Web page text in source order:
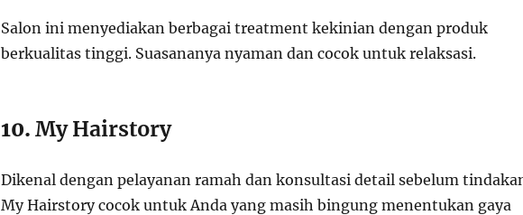
Salon ini menyediakan berbagai treatment kekinian dengan produk
berkualitas tinggi. Suasananya nyaman dan cocok untuk relaksasi.
10. My Hairstory
Dikenal dengan pelayanan ramah dan konsultasi detail sebelum
My Hairstory cocok untuk Anda yang masih bingung menentukan gaya